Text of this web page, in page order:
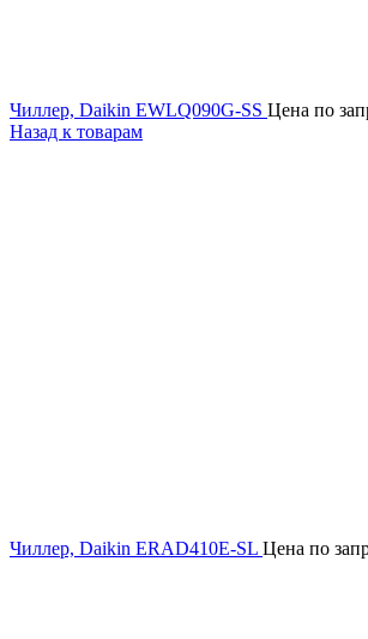
Чиллер, Daikin EWLQ090G-SS Цена по
Назад к товарам
Чиллер, Daikin ERAD410E-SL Цена по